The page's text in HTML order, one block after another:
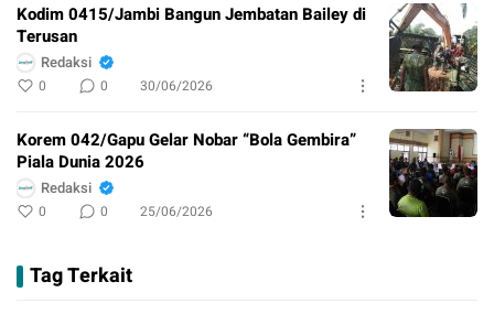
Kodim 0415/Jambi Bangun Jembatan Bailey di
Terusan
Redaksi
0 0 30/06/2026
Korem 042/Gapu Gelar Nobar “Bola Gembira”
Piala Dunia 2026
Redaksi
0 0 25/06/2026
Tag Terkait